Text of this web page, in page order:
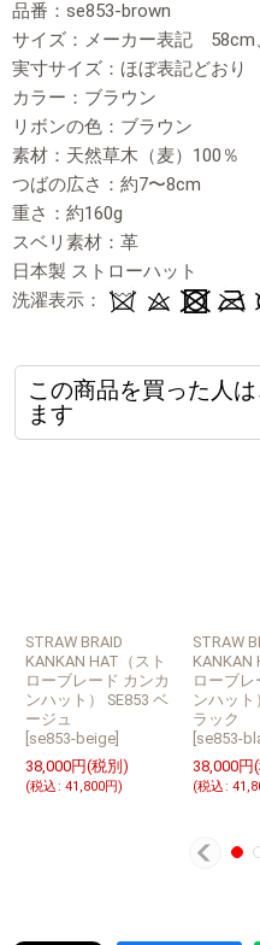
品番：se853-brown
サイズ：メーカー表記 58cm
実寸サイズ：ほぼ表記どおり
カラー：ブラウン
リボンの色：ブラウン
素材：天然草木（麦）100％
つばの広さ：約7〜8cm
重さ：約160g
スベリ素材：革
日本製 ストローハット
洗濯表示：
この商品を買った人
ます
STRAW BRAID
KANKAN HAT（スト
ローブレード カンカ
ンハット） SE853 ベ
ージュ
se853-beige
38,000円(税別)
(税込: 41,800円)
STRAW
KANKAN
ローブレ
ンハット
ラック
se853-
38,000円
(税込: